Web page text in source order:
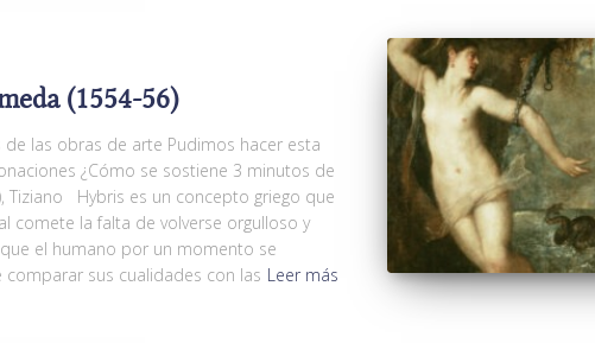
(1554-56)
las obras de arte Pudimos hacer esta
¿Cómo se sostiene 3 minutos de
Tiziano Hybris es un concepto griego que
comete la falta de volverse orgulloso y
el humano por un momento se
sus cualidades con las Leer más